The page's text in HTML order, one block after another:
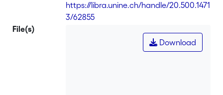
https://libra.unine.ch/handle/20.500.1471
3/62855
File(s)
Download